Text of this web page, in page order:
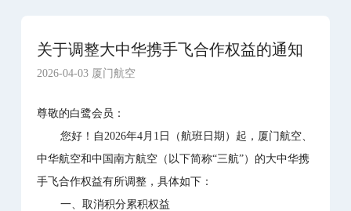
关于调整大中华携手飞合作权益的通知
2026-04-03 厦门航空
尊敬的白鹭会员：
您好！自2026年4月1日（航班日期）起，厦门航空、
中华航空和中国南方航空（以下简称“三航”）的大中华携
手飞合作权益有所调整，具体如下：
一、取消积分累积权益